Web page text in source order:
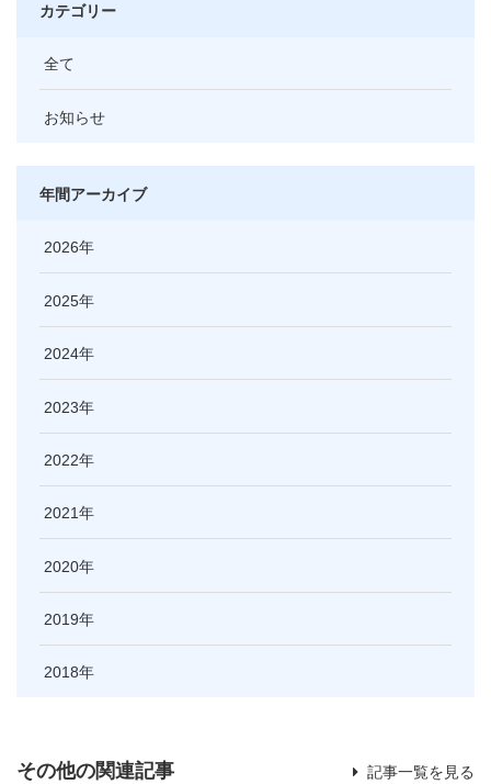
カテゴリー
全て
お知らせ
年間アーカイブ
2026
2025
2024
2023
2022
2021
2020
2019
2018
その他の関連記事 記事一覧を見る